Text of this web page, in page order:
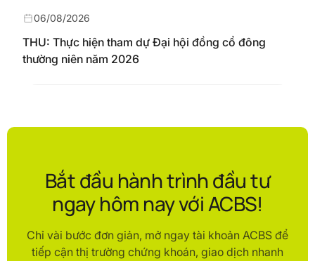
THU: Thực hiện tham dự Đại hội đồng cổ đông
thường niên năm 2026
06/08/2026
Bắt đầu hành trình đầu tư
ngay hôm nay với ACBS!
Chỉ vài bước đơn giản, mở ngay tài khoản ACBS để
tiếp cận thị trường chứng khoán, giao dịch nhanh